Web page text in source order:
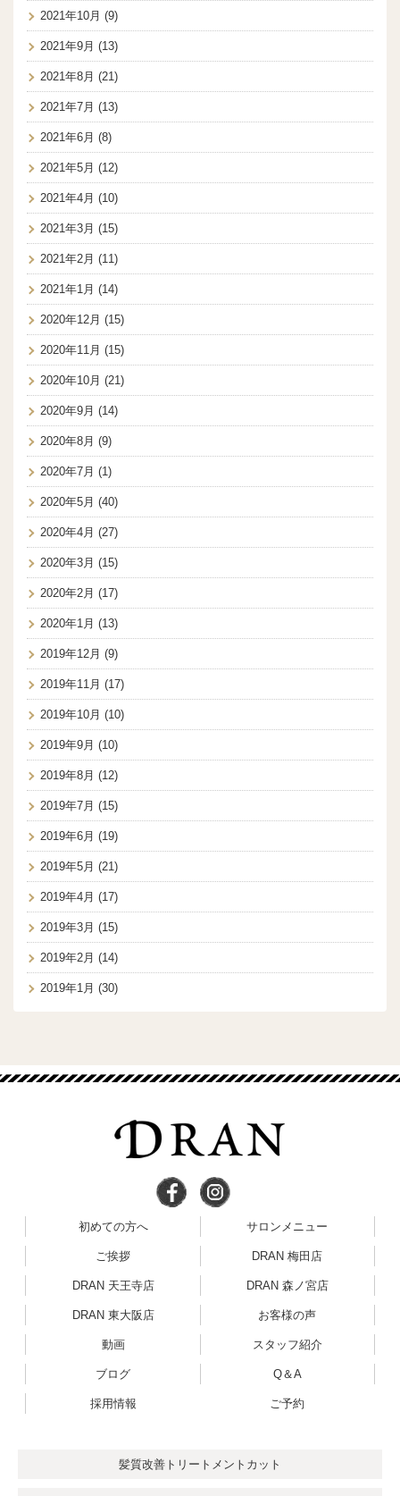
2021年10月 (9)
2021年9月 (13)
2021年8月 (21)
2021年7月 (13)
2021年6月 (8)
2021年5月 (12)
2021年4月 (10)
2021年3月 (15)
2021年2月 (11)
2021年1月 (14)
2020年12月 (15)
2020年11月 (15)
2020年10月 (21)
2020年9月 (14)
2020年8月 (9)
2020年7月 (1)
2020年5月 (40)
2020年4月 (27)
2020年3月 (15)
2020年2月 (17)
2020年1月 (13)
2019年12月 (9)
2019年11月 (17)
2019年10月 (10)
2019年9月 (10)
2019年8月 (12)
2019年7月 (15)
2019年6月 (19)
2019年5月 (21)
2019年4月 (17)
2019年3月 (15)
2019年2月 (14)
2019年1月 (30)
初めての方へ サロンメニュー
ご挨拶 DRAN 梅田店
DRAN 天王寺店 DRAN 森ノ宮店
DRAN 東大阪店 お客様の声
動画 スタッフ紹介
ブログ Q＆A
採用情報 ご予約
髪質改善トリートメントカット